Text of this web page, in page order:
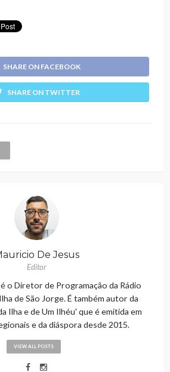
SHARE ON FACEBOOK
SHARE ON TWITTER
De Jesus
Editor
o Diretor de Programação da Rádio
de São Jorge. É também autor da
Ilha e de Um Ilhéu' que é emitida em
e da diáspora desde 2015.
VIEW ALL POSTS